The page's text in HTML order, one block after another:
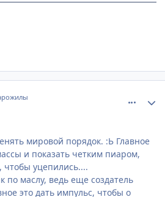
мировой порядок. :Ь Главное
и показать четким пиаром,
чтобы уцепились....
по маслу, ведь еще создатель
это дать импульс, чтобы о